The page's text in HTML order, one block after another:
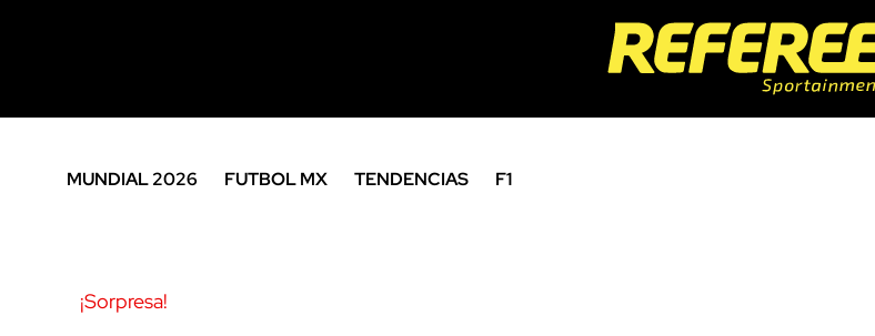
MUNDIAL 2026 FUTBOL MX TENDENCIAS
F1
¡Sorpresa!